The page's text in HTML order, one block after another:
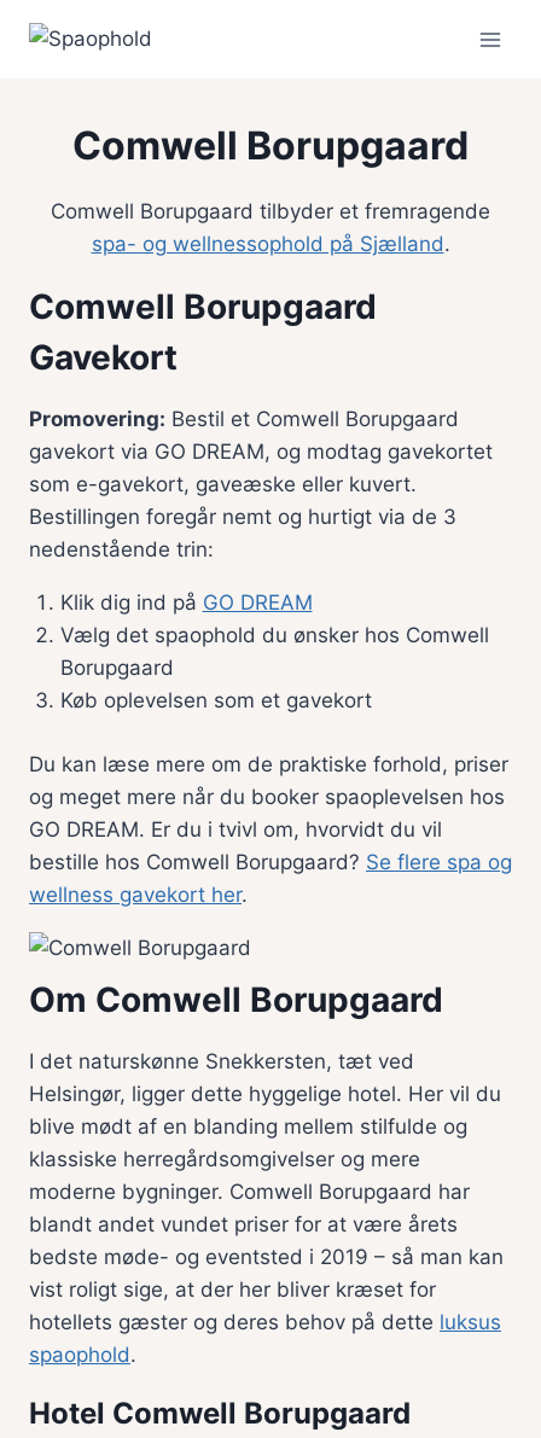
Comwell Borupgaard
Comwell Borupgaard tilbyder et fremragende
spa- og wellnessophold på Sjælland.
Comwell Borupgaard
Gavekort
Promovering: Bestil et Comwell Borupgaard
gavekort via GO DREAM, og modtag gavekortet
som e-gavekort, gaveæske eller kuvert.
Bestillingen foregår nemt og hurtigt via de 3
nedenstående trin:
Klik dig ind på GO DREAM
Vælg det spaophold du ønsker hos Comwell
Borupgaard
Køb oplevelsen som et gavekort
Du kan læse mere om de praktiske forhold, priser
og meget mere når du booker spaoplevelsen hos
GO DREAM. Er du i tvivl om, hvorvidt du vil
bestille hos Comwell Borupgaard? Se flere spa og
wellness gavekort her.
Om Comwell Borupgaard
I det naturskønne Snekkersten, tæt ved
Helsingør, ligger dette hyggelige hotel. Her vil du
blive mødt af en blanding mellem stilfulde og
klassiske herregårdsomgivelser og mere
moderne bygninger. Comwell Borupgaard har
blandt andet vundet priser for at være årets
bedste møde- og eventsted i 2019 – så man kan
vist roligt sige, at der her bliver kræset for
hotellets gæster og deres behov på dette luksus
spaophold.
Hotel Comwell Borupgaard